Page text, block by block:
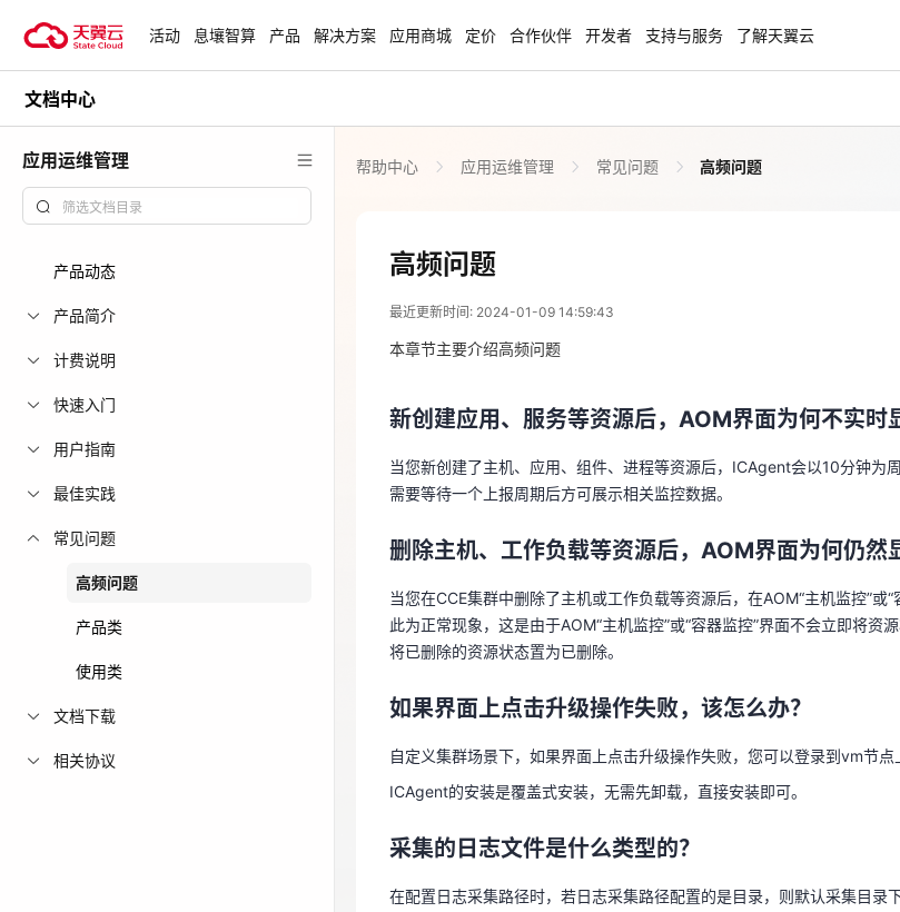
试用，产品折扣等，助您降本增
安全隔离版OpenClaw NEW 聚力AI赋能 天翼云大模
企业出海解决方案
助力您的业务扬帆出海，通达全球！
“一云多芯、一云多态”,国
爆款云主机全场特惠，2核4G只要1.8折起！
加入成为云推官，推荐新
免费试用中心
多款云产品免费试用，快来开启云上之旅
天翼云用户体验官
您的洞察，重塑科技边界
活动 息壤智算 产品 解决方案 应用商城 定价 合作伙伴 开发者 支持与服务 了解天翼云
文档中心
应用运维管理
产品动态
产品简介
计费说明
快速入门
用户指南
最佳实践
常见问题
高频问题
产品类
使用类
文档下载
相关协议
帮助中心 应用运维管理 常见问题 高频问题
高频问题
最近更新时间: 2024-01-09 14:59:43
2024-01-09 06:59:43
新创建应用、服务等资源后，AOM界面为何不实时
需要等待一个上报周期后方可展示相关监控数据。
删除主机、工作负载等资源后，AOM界面为何仍然
此为正常现象，这是由于AOM“主机监控”或“容器监控”界面不会立即将资
如果界面上点击升级操作失败，该怎么办？
ICAgent的安装是覆盖式安装，无需先卸载，直接安装即可。
采集的日志文件是什么类型的？
型的文本日志文件）；若配置的为具体某个文件，则直接采集对应文件。
本章节主要介绍高频问题
新创建应用、服务等资源后，AOM界面为何不实时
当您新创建了主机、应用、组件、进程等资源后，ICAgent会以10分钟为
需要等待一个上报周期后方可展示相关监控数据。
删除主机、工作负载等资源后，AOM界面为何仍然
当您在CCE集群中删除了主机或工作负载等资源后，在AOM“主机监控”或“
此为正常现象，这是由于AOM“主机监控”或“容器监控”界面不会立即将资
将已删除的资源状态置为已删除。
如果界面上点击升级操作失败，该怎么办？
自定义集群场景下，如果界面上点击升级操作失败，您可以登录到vm节点
ICAgent的安装是覆盖式安装，无需先卸载，直接安装即可。
采集的日志文件是什么类型的？
在配置日志采集路径时，若日志采集路径配置的是目录，则默认采集目录